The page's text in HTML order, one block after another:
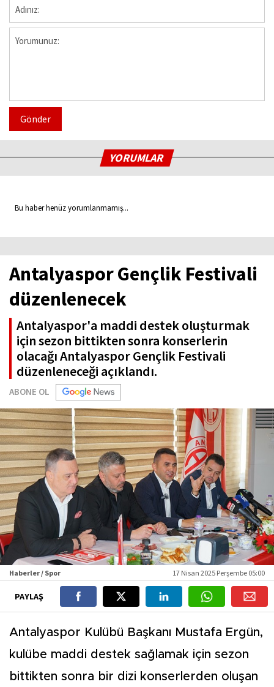
Gönder
YORUMLAR
Bu haber henüz yorumlanmamış...
Antalyaspor Gençlik Festivali
düzenlenecek
Antalyaspor'a maddi destek oluşturmak
için sezon bittikten sonra konserlerin
olacağı Antalyaspor Gençlik Festivali
düzenleneceği açıklandı.
ABONE OL
Haberler / Spor 17 Nisan 2025 Perşembe 05:00
PAYLAŞ
Antalyaspor Kulübü Başkanı Mustafa Ergün,
kulübe maddi destek sağlamak için sezon
bittikten sonra bir dizi konserlerden oluşan